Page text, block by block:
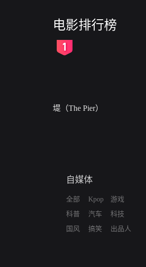
电影排行榜
堤（The Pier）
自媒体
全部
科普
国风
Kpop
汽车
搞笑
游戏
科技
出品人